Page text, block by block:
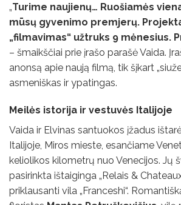
„Turime naujienų… Ruošiamės
mūsų gyvenimo premjerų.
„filmavimas“ užtruks 9 mėnesius.
– šmaikščiai prie įrašo parašė Vaida.
anonsą apie naują filmą, tik šįkart
asmeniškas ir ypatingas.
Meilės istorija ir vestuvės Italijoje
Vaida ir Elvinas santuokos įžadus
Italijoje, Miros mieste, esančiame
keliolikos kilometrų nuo Venecijos. Jų
pasirinkta ištaiginga „Relais &
priklausanti vila „Franceshi“.